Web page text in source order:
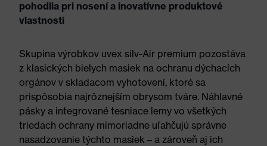
pohodlia pri nosení a inovatívne produktové
vlastnosti
Skupina výrobkov uvex silv-Air premium pozostáva
z klasických bielych masiek na ochranu dýchacích
orgánov v skladacom vyhotovení, ktoré sa
prispôsobia najrôznejším obrysom tváre. Náhlavné
pásky a integrované tesniace lemy vo všetkých
triedach ochrany mimoriadne uľahčujú správne
nasadzovanie týchto masiek – a zároveň aj ich